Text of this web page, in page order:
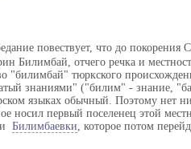
повествует, что до покорения
Билимбай, отчего речка и
"билимбай" тюркского
знаниями" ("билим" - знание,
языках обычный. Поэтому нет
носил первый поселенец этой
Билимбаевки, которое потом